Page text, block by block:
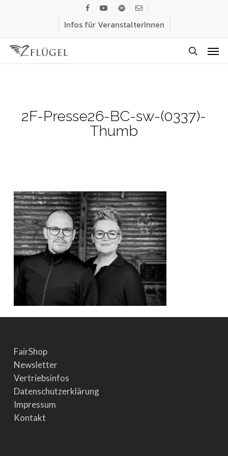
content
facebook
youtubespotifyemail
Infos für VeranstalterInnen
2F-Presse26-BC-sw-(0337)-
Thumb
FairShop
Newsletter
Vertriebsinfos
Datenschutzerklärung
Impressum
Kontakt